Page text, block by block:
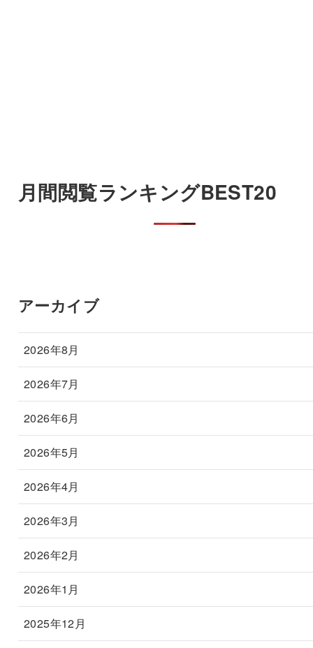
月間閲覧ランキングBEST20
アーカイブ
2026年8月
2026年7月
2026年6月
2026年5月
2026年4月
2026年3月
2026年2月
2026年1月
2025年12月